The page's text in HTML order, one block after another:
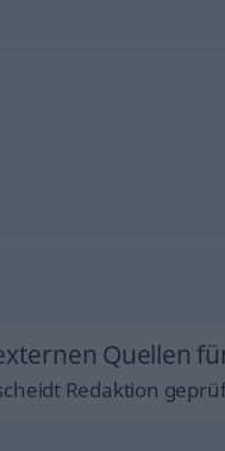
Quellen
Redaktion